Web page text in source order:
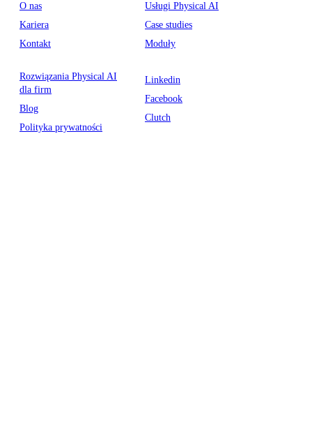
O nas
Kariera
Kontakt
Usługi Physical AI
Case studies
Moduły
Rozwiązania Physical AI
dla firm
Blog
Polityka prywatności
Linkedin
Facebook
Clutch